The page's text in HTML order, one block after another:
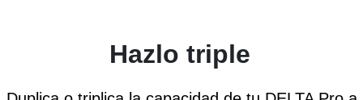
Hazlo triple